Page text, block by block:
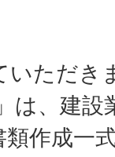
いただき
は、建
作成一